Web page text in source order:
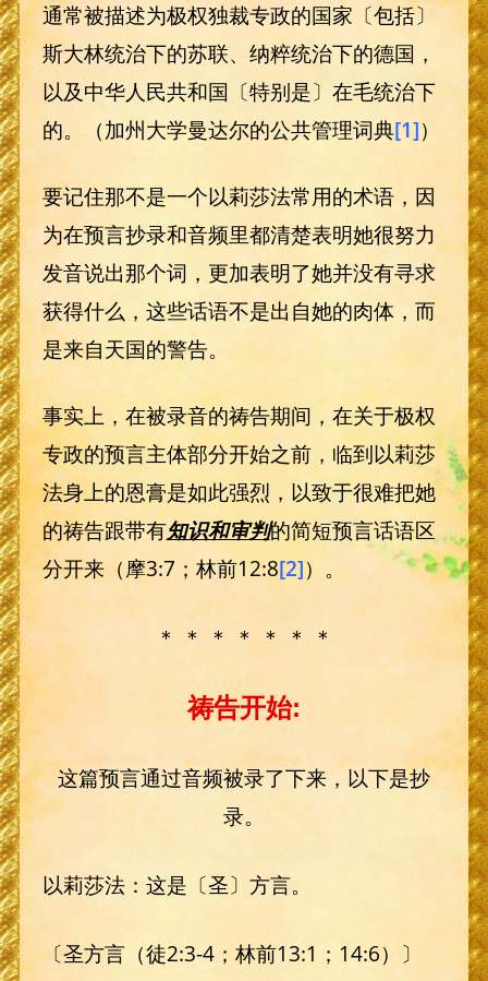
通常被描述为极权独裁专政的国家〔包括〕
斯大林统治下的苏联、纳粹统治下的德国，
以及中华人民共和国〔特别是〕在毛统治下
的。（加州大学曼达尔的公共管理词典[1]）
要记住那不是一个以莉莎法常用的术语，因
为在预言抄录和音频里都清楚表明她很努力
发音说出那个词，更加表明了她并没有寻求
获得什么，这些话语不是出自她的肉体，而
是来自天国的警告。
事实上，在被录音的祷告期间，在关于极权
专政的预言主体部分开始之前，临到以莉莎
法身上的恩膏是如此强烈，以致于很难把她
的祷告跟带有知识和审判的简短预言话语区
分开来（摩3:7；林前12:8[2]）。
＊ ＊ ＊ ＊ ＊ ＊ ＊
祷告开始:
这篇预言通过音频被录了下来，以下是抄
录。
以莉莎法：这是〔圣〕方言。
〔圣方言（徒2:3-4；林前13:1；14:6）〕